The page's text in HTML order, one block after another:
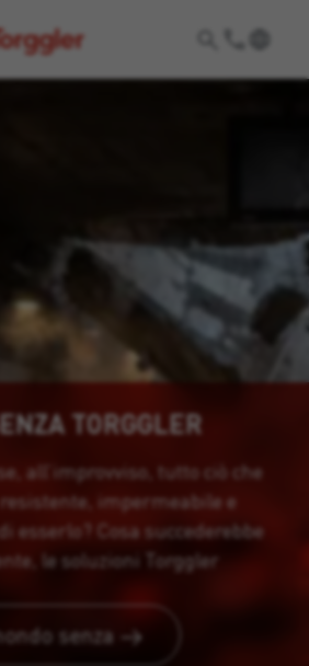
TORGGLER
all’improvviso, tutto ciò che
impermeabile e
esserlo? Cosa succederebbe
le soluzioni Torggler
senza